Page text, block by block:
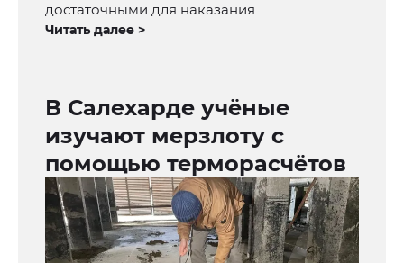
достаточными для наказания
Читать далее >
В Салехарде учёные
изучают мерзлоту с
помощью терморасчётов